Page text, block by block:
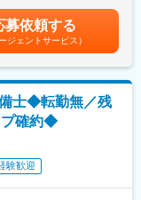
ド、各種サービスの
り組み
り
画をご視聴いただきま
接）
です。
募依頼する
ージェントサービス）
士◆転勤無／残
プ確約◆
験歓迎